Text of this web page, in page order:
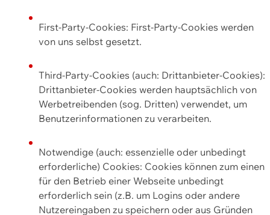
First-Party-Cookies: First-Party-Cookies werden
von uns selbst gesetzt.
Third-Party-Cookies (auch: Drittanbieter-Cookies):
Drittanbieter-Cookies werden hauptsächlich von
Werbetreibenden (sog. Dritten) verwendet, um
Benutzerinformationen zu verarbeiten.
Notwendige (auch: essenzielle oder unbedingt
erforderliche) Cookies: Cookies können zum einen
für den Betrieb einer Webseite unbedingt
erforderlich sein (z.B. um Logins oder andere
Nutzereingaben zu speichern oder aus Gründen